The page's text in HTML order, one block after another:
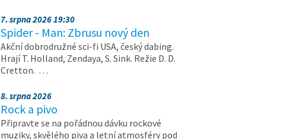
7. srpna 2026 19:30
Spider - Man: Zbrusu nový den
Akční dobrodružné sci-fi USA, český dabing.
Hrají T. Holland, Zendaya, S. Sink. Režie D. D.
Cretton. …
8. srpna 2026
Rock a pivo
Připravte se na pořádnou dávku rockové
muziky, skvělého piva a letní atmosféry pod